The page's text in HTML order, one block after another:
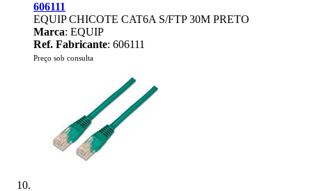
606111
EQUIP CHICOTE CAT6A S/FTP 30M PRETO
Marca: EQUIP
Ref. Fabricante: 606111
Preço sob consulta